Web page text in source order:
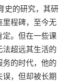
史的研究，其研
里程碑，至今无
定。但在一些课
法超远其生活的
务的时代，他的
，但却被长期